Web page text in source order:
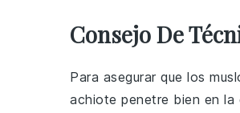
Consejo De
Para asegurar que los
achiote penetre bien en la